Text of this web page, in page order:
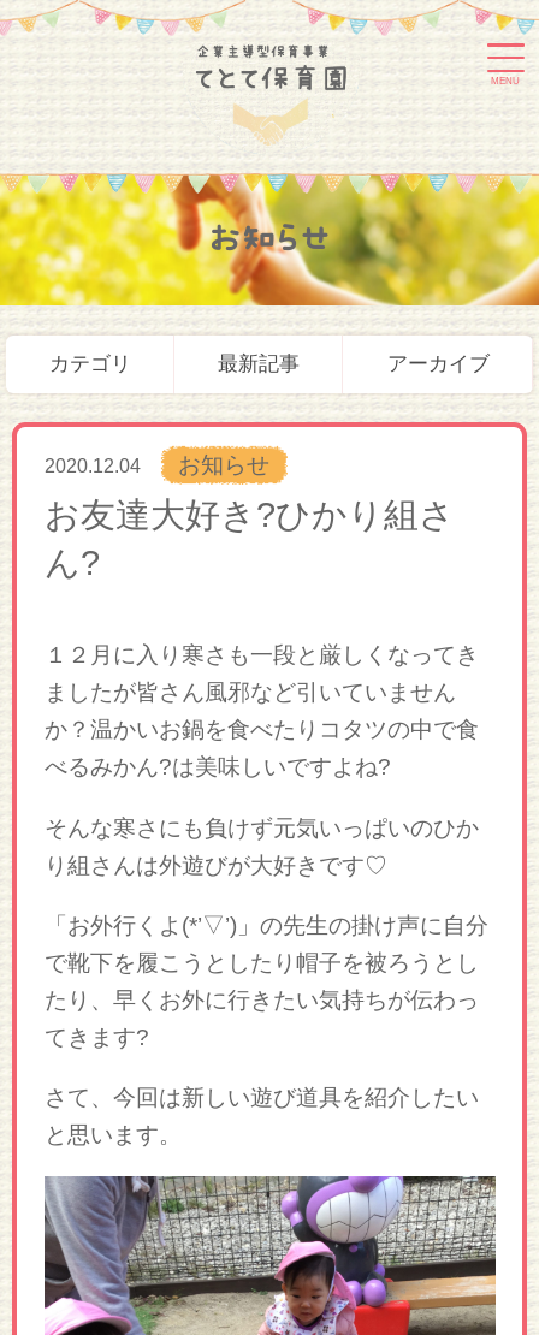
MENU
お知らせ
カテゴリ 最新記事 アーカイブ
2020.12.04 お知らせ
お友達大好き?ひかり組さ
ん?
１２月に入り寒さも一段と厳しくなってき
ましたが皆さん風邪など引いていません
か？温かいお鍋を食べたりコタツの中で食
べるみかん?は美味しいですよね?
そんな寒さにも負けず元気いっぱいのひか
り組さんは外遊びが大好きです♡
「お外行くよ(*’▽’)」の先生の掛け声に自分
で靴下を履こうとしたり帽子を被ろうとし
たり、早くお外に行きたい気持ちが伝わっ
てきます?
さて、今回は新しい遊び道具を紹介したい
と思います。